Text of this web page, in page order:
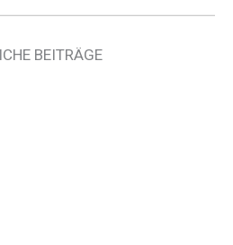
BEITRÄGE